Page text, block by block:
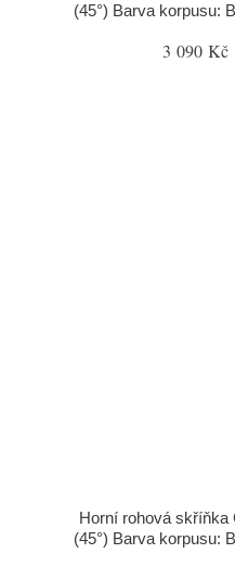
(45°) Barva korpusu:
3 090 Kč
Horní rohová skříňka
(45°) Barva korpusu: